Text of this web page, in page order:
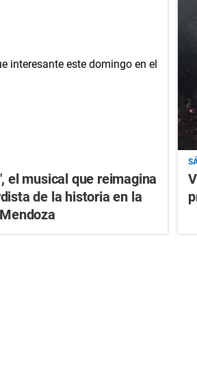
el musical que reimagina
de la historia en la